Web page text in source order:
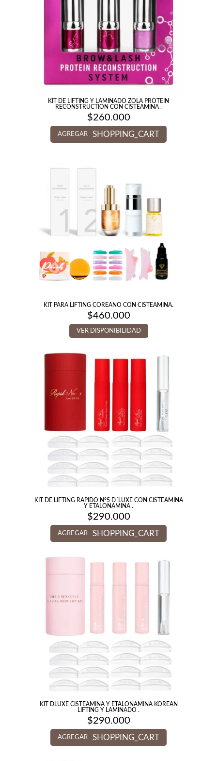
KIT DE LIFTING Y LAMINADO ZOLA PROTEIN
RECONSTRUCTION CON CISTEAMINA .
$260.000
AGREGAR SHOPPING_CART
KIT PARA LIFTING COREANO CON CISTEAMINA.
$460.000
VER DISPONIBILIDAD
KIT DE LIFTING RAPIDO N°5 D´LUXE CON CISTEAMINA
Y ETALONAMINA .
$290.000
AGREGAR SHOPPING_CART
KIT DLUXE CISTEAMINA Y ETALONAMINA KOREAN
LIFTING Y LAMINADO .
$290.000
AGREGAR SHOPPING_CART